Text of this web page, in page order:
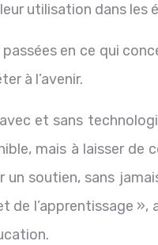
utilisation dans les
en ce qui
à l’avenir.
et sans
mais à laisser de
soutien, sans
de l’apprentissage »,